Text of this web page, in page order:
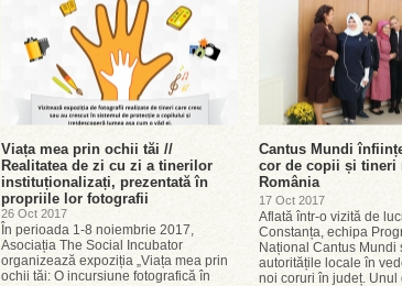
Viața mea prin ochii tăi //
Realitatea de zi cu zi a tinerilor
instituționalizați, prezentată în
propriile lor fotografii
26 Oct 2017
În perioada 1-8 noiembrie 2017,
Asociația The Social Incubator
organizează expoziția „Viața mea prin
ochii tăi: O incursiune fotografică în
Cantus Mundi
cor de copii și tineri
România
17 Oct 2017
Aflată într-o vizită de
Constanța, echipa
Național Cantus Mundi
autoritățile locale în
noi coruri în județ. Unul